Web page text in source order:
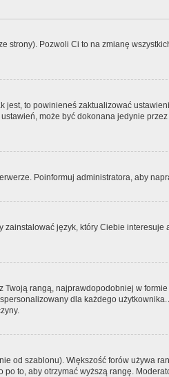
strony). Pozwoli Ci to na zmianę
jest, to powinieneś zaktualizować
może być dokonana jedynie
Poinformuj administratora, aby
język, który Ciebie interesuje
rangą, najprawdopodobniej w
dla każdego
od szablonu). Większość forów używa
to, aby otrzymać wyższą rangę.